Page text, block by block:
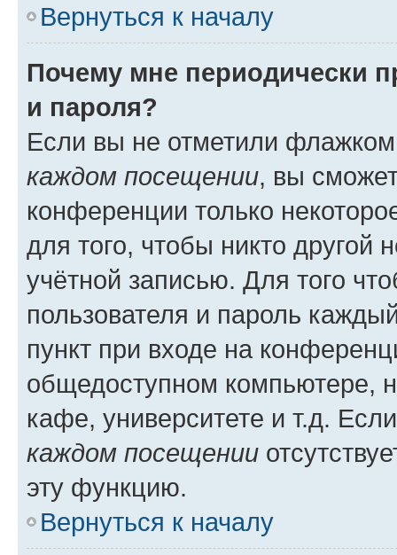
Вернуться к началу
Почему мне периодически
и пароля?
Если вы не отметили
каждом посещении, вы
конференции только
для того, чтобы никто другой
учётной записью. Для того
пользователя и пароль
пункт при входе на
общедоступном компьютере,
кафе, университете и т.д.
каждом посещении
эту функцию.
Вернуться к началу